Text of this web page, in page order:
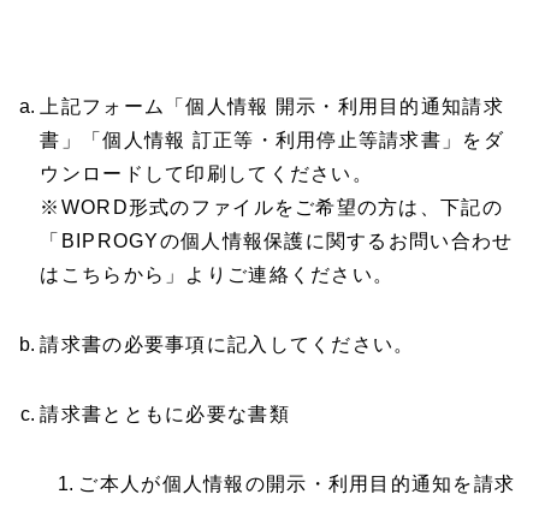
く
ン
ウ
で
開
上記フォーム「個人情報 開示・利用目的通知請求
書」「個人情報 訂正等・利用停止等請求書」をダ
ウンロードして印刷してください。
※WORD形式のファイルをご希望の方は、下記の
「BIPROGYの個人情報保護に関するお問い合わせ
はこちらから」よりご連絡ください。
請求書の必要事項に記入してください。
請求書とともに必要な書類
ご本人が個人情報の開示・利用目的通知を請求